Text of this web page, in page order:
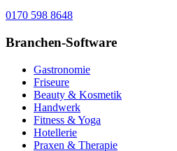
0170 598 8648
Branchen-Software
Gastronomie
Friseure
Beauty & Kosmetik
Handwerk
Fitness & Yoga
Hotellerie
Praxen & Therapie